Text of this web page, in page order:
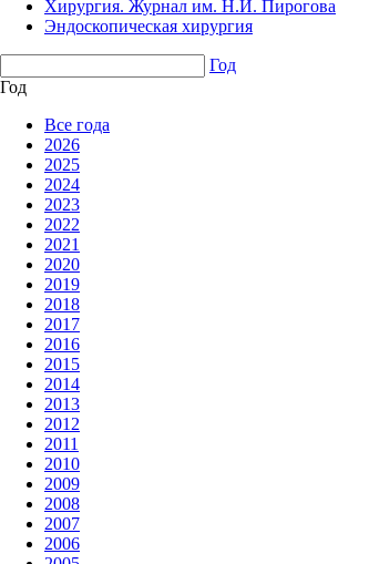
Хирургия. Журнал им. Н.И. Пирогова
Эндоскопическая хирургия
Год
Год
Все года
2026
2025
2024
2023
2022
2021
2020
2019
2018
2017
2016
2015
2014
2013
2012
2011
2010
2009
2008
2007
2006